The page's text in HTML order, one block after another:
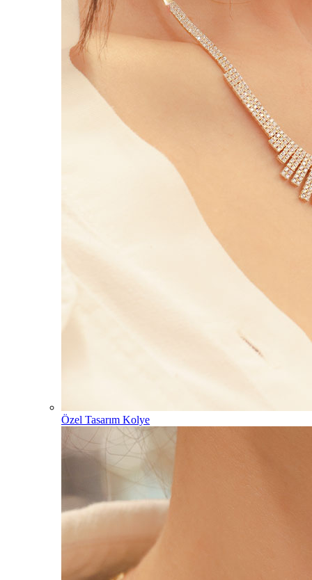
Özel Tasarım Kolye